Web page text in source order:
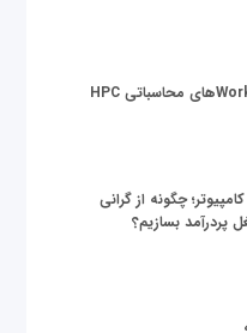
چگونه از گرانی
پردرآمد بسازیم؟